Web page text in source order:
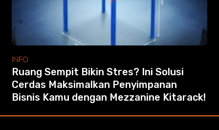
INFO
Ruang Sempit Bikin Stres? Ini Solusi
Cerdas Maksimalkan Penyimpanan
Bisnis Kamu dengan Mezzanine Kitarack!